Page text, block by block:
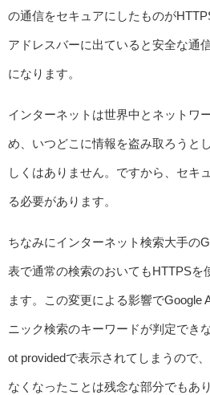
の通信をセキュアにしたものが
アドレスバーに出ていると安全な通
になります。
インターネットは世界中とネットワ
め、いつどこに情報を盗み取ろうと
しくはありません。ですから、セキ
る必要があります。
ちなみにインターネット検索大手の
表で通常の検索のおいてもHTTPSを
ます。この変更による影響でGoogle
ニック検索のキーワードが判定でき
ot providedで表示されてしまうので
なくなったことは残念な部分でもあり